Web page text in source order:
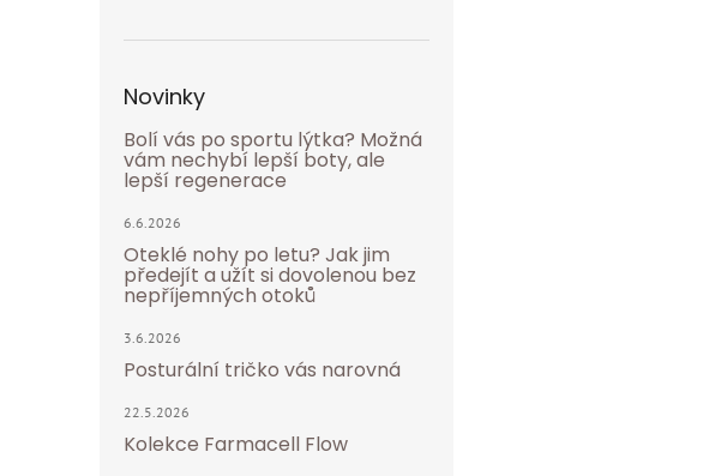
Novinky
Bolí vás po sportu lýtka? Možná
vám nechybí lepší boty, ale
lepší regenerace
6.6.2026
Oteklé nohy po letu? Jak jim
předejít a užít si dovolenou bez
nepříjemných otoků
3.6.2026
Posturální tričko vás narovná
22.5.2026
Kolekce Farmacell Flow